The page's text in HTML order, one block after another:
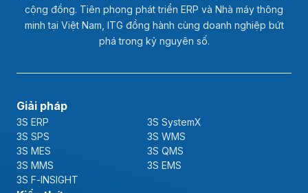
cộng đồng. Tiên phong phát triển ERP và Nhà máy thông
minh tại Việt Nam, ITG đồng hành cùng doanh nghiệp bứt
phá trong kỷ nguyên số.
Giải pháp
3S ERP
3S SystemX
3S SPS
3S WMS
3S MES
3S QMS
3S MMS
3S EMS
3S F-INSIGHT